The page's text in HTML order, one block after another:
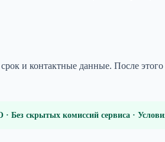
и контактные данные. После
Без скрытых комиссий сервиса ·